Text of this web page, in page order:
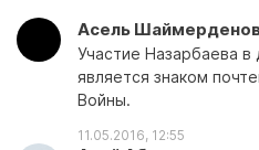
Асель
Участие Назарбаева
является знаком
Войны.
11.05.2016, 12:55